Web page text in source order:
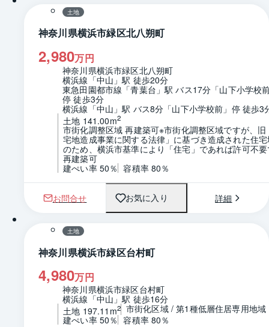
土地
神奈川県横浜市緑区北八朔町
2,980万円
神奈川県横浜市緑区北八朔町
横浜線「中山」駅 徒歩20分
東急田園都市線「青葉台」駅 バス17分「山下小学校
停 徒歩3分
横浜線「中山」駅 バス8分「山下小学校前」停 徒歩3
土地 141.00m2
市街化調整区域 再建築可※市街化調整区域ですが、旧
宅地造成事業に関する法律」に基づき造成された住
のため、横浜市基準により「住宅」であれば許可不
再建築可
建ぺい率 50％ 容積率 80％
お問合せ お気に入り 詳細
1 / 0 区画図
土地
神奈川県横浜市緑区台村町
4,980万円
神奈川県横浜市緑区台村町
横浜線「中山」駅 徒歩16分
土地 197.11m2 市街化区域 / 第1種低層住居専用地域
建ぺい率 50％ 容積率 80％